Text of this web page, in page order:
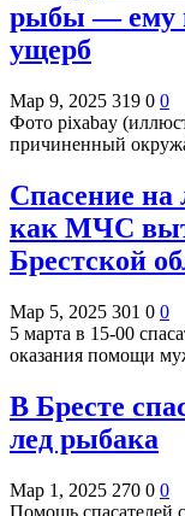
рыбы — ему
ущерб
Мар 9, 2025 319 0 0
Фото pixabay
причиненный
Спасение на
как МЧС
Брестской
Мар 5, 2025 301 0 0
5 марта в 15-00
оказания помощи
В Бресте
лед рыбака
Мар 1, 2025 270 0 0
Помощь спасателей